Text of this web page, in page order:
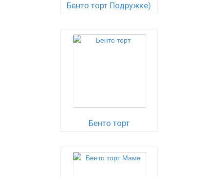
Бенто торт Подружке)
Бенто торт